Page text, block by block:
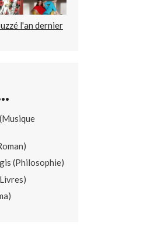
l'an dernier
(Philosophie)